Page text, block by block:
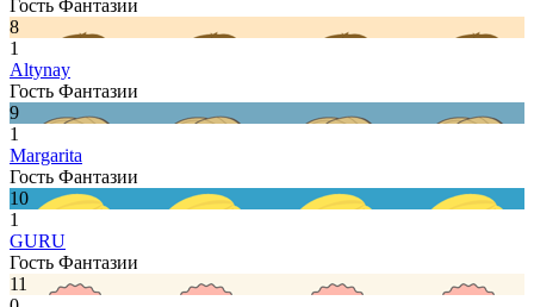
Гость Фантазии
8
1
Altynay
Гость Фантазии
9
1
Margarita
Гость Фантазии
10
1
GURU
Гость Фантазии
11